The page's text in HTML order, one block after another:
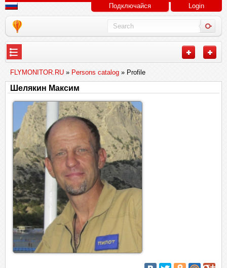
Подключайся Login
FLYMONITOR.RU » Persons catalog » Profile
Шелякин Максим